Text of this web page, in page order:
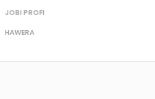
JOBI PROFI
HAWERA